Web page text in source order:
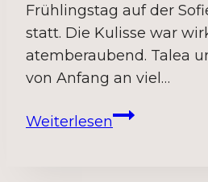
Frühlingstag auf der
statt. Die Kulisse war
atemberaubend. Talea
von Anfang an viel…
WeiterlesenPaarshooting